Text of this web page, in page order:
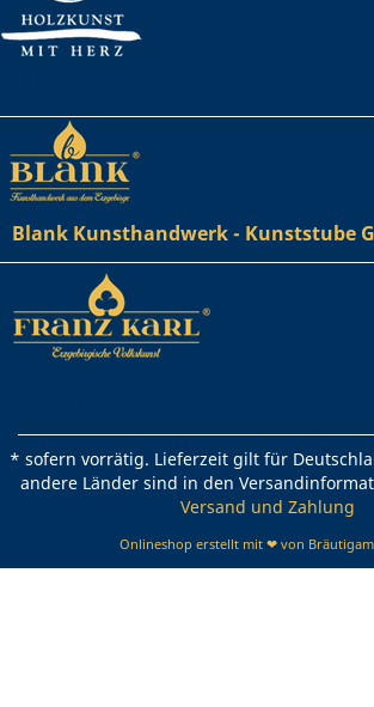
Blank Kunsthandwerk - Kunststube
* sofern vorrätig. Lieferzeit gilt für
andere Länder sind in den
Versand und Zahlung
Onlineshop erstellt mit ❤ von